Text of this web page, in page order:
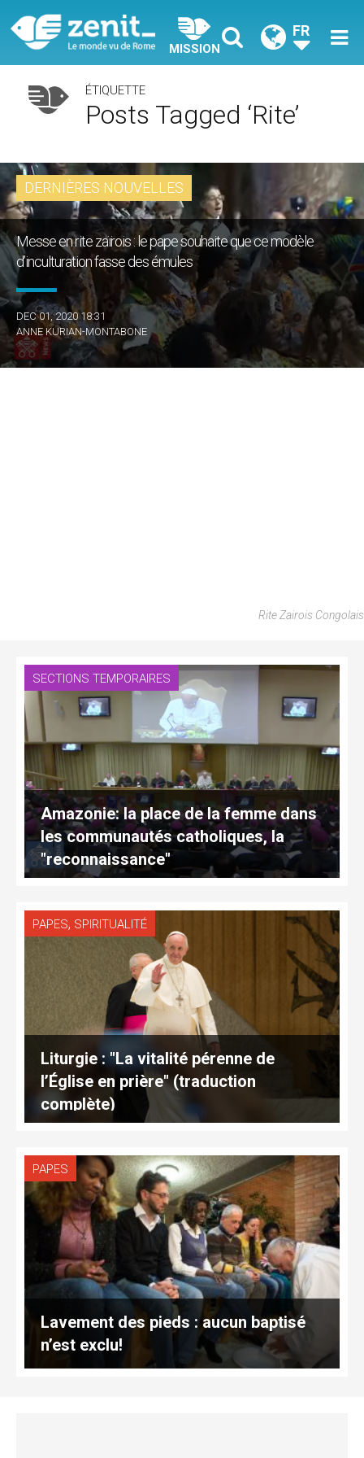
MISSION
FR
ÉTIQUETTE
Posts Tagged ‘rite’
DERNIÈRES NOUVELLES
Messe en rite zaïrois : le pape souhaite que ce modèle
d’inculturation fasse des émules
DEC 01, 2020 18:31
ANNE KURIAN-MONTABONE
Rite Zairois Congolais
SECTIONS TEMPORAIRES
Amazonie: la place de la femme dans
les communautés catholiques, la
"reconnaissance"
PAPES, SPIRITUALITÉ
Liturgie : "La vitalité pérenne de
l’Église en prière" (traduction
complète)
PAPES
Lavement des pieds : aucun baptisé
n’est exclu!